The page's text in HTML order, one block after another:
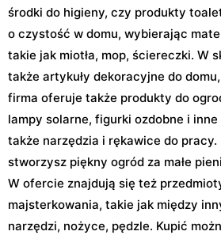
środki do higieny, czy produkty
o czystość w domu, wybierając
takie jak miotła, mop, ściereczki. W
także artykuły dekoracyjne do
firma oferuje także produkty do
lampy solarne, figurki ozdobne i
także narzędzia i rękawice do pracy.
stworzysz piękny ogród za małe
W ofercie znajdują się też
majsterkowania, takie jak między
narzędzi, nożyce, pędzle. Kupić